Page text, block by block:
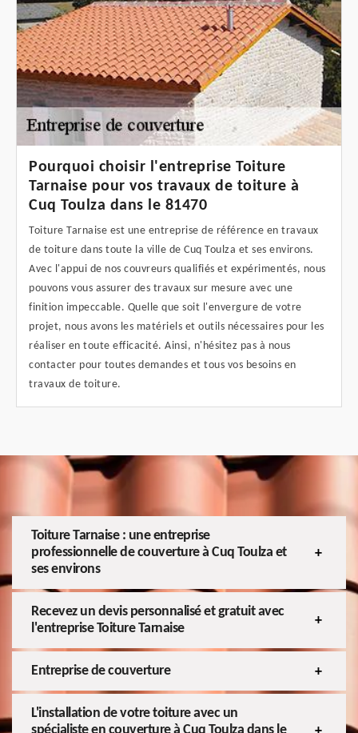
Pourquoi choisir l'entreprise Toiture
Tarnaise pour vos travaux de toiture à
Cuq Toulza dans le 81470
Toiture Tarnaise est une entreprise de référence en travaux
de toiture dans toute la ville de Cuq Toulza et ses environs.
Avec l'appui de nos couvreurs qualifiés et expérimentés, nous
pouvons vous assurer des travaux sur mesure avec une
finition impeccable. Quelle que soit l'envergure de votre
projet, nous avons les matériels et outils nécessaires pour les
réaliser en toute efficacité. Ainsi, n'hésitez pas à nous
contacter pour toutes demandes et tous vos besoins en
travaux de toiture.
Toiture Tarnaise : une entreprise
professionnelle de couverture à Cuq Toulza et
ses environs
Recevez un devis personnalisé et gratuit avec
l'entreprise Toiture Tarnaise
Entreprise de couverture
L'installation de votre toiture avec un